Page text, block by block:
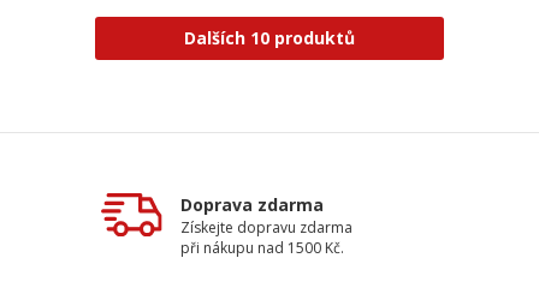
Dalších 10 produktů
Doprava zdarma
Získejte dopravu zdarma
při nákupu nad 1500 Kč.